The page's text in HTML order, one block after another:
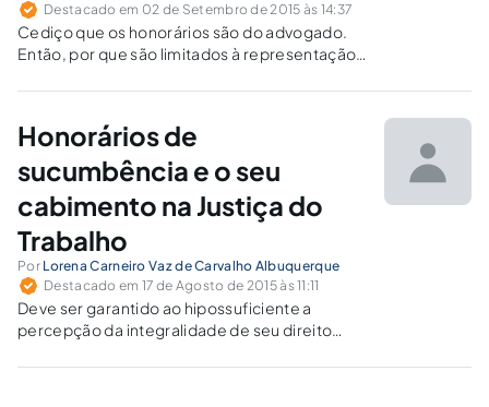
Destacado em 02 de Setembro de 2015 às 14:37
Cediço que os honorários são do advogado.
Então, por que são limitados à representação
parte?
Honorários de
sucumbência e o seu
cabimento na Justiça do
Trabalho
Por Lorena Carneiro Vaz de Carvalho Albuquerque
Destacado em 17 de Agosto de 2015 às 11:11
Deve ser garantido ao hipossuficiente a
percepção da integralidade de seu direito
para que seus ganhos sejam onerados com o